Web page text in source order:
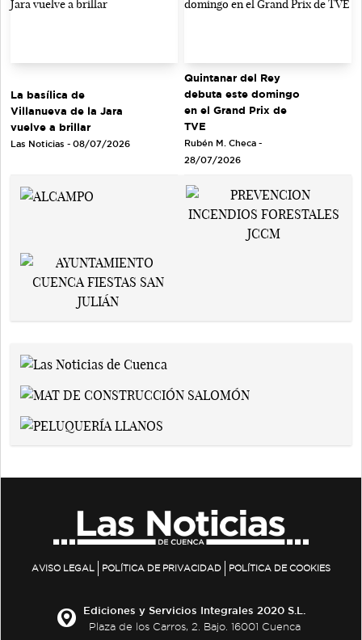
La basílica de
Villanueva de la Jara
vuelve a brillar
Las Noticias - 08/07/2026
Quintanar del Rey
debuta este domingo
en el Grand Prix de
TVE
Rubén M. Checa -
28/07/2026
AVISO LEGAL POLÍTICA DE PRIVACIDAD POLÍTICA DE COOKIES
Ediciones y Servicios Integrales 2020 S.L.
Plaza de los Carros, 2. Bajo. 16001 Cuenca